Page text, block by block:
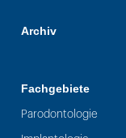
Archiv
Fachgebiete
Parodontologie